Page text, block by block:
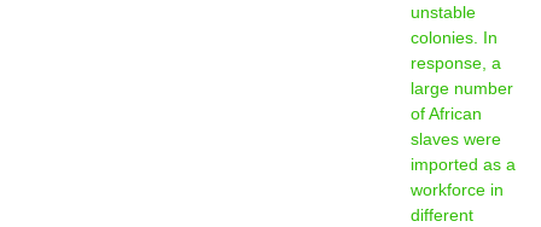
unstable
colonies. In
response, a
large number
of African
slaves were
imported as a
workforce in
different